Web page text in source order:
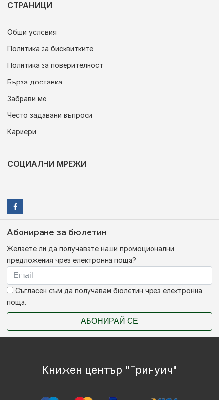
СТРАНИЦИ
Общи условия
Политика за бисквитките
Политика за поверителност
Бърза доставка
Забрави ме
Често задавани въпроси
Кариери
СОЦИАЛНИ МРЕЖИ
Абониране за бюлетин
Желаете ли да получавате наши промоционални
предложения чрез електронна поща?
Съгласен съм да получавам бюлетин чрез електронна
поща.
АБОНИРАЙ СЕ
Книжен център "Гринуич"